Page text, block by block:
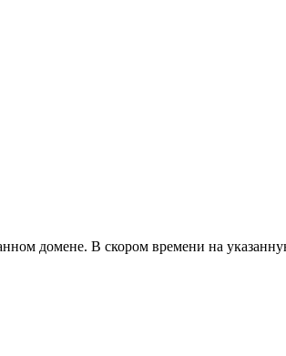
домене. В скором времени на